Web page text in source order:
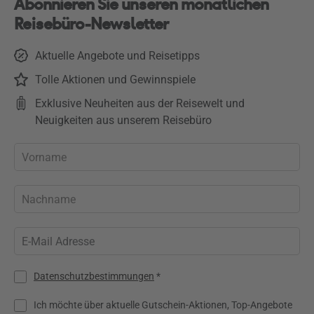
Abonnieren Sie unseren monatlichen
Reisebüro-Newsletter
Aktuelle Angebote und Reisetipps
Tolle Aktionen und Gewinnspiele
Exklusive Neuheiten aus der Reisewelt und
Neuigkeiten aus unserem Reisebüro
Datenschutzbestimmungen *
Ich möchte über aktuelle Gutschein-Aktionen, Top-Angebote